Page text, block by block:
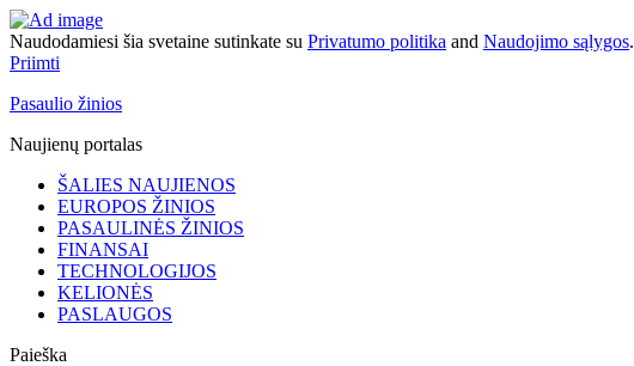
Naudodamiesi šia svetaine sutinkate su Privatumo politika and Naudojimo sąlygos.
Priimti
Pasaulio žinios
Naujienų portalas
ŠALIES NAUJIENOS
EUROPOS ŽINIOS
PASAULINĖS ŽINIOS
FINANSAI
TECHNOLOGIJOS
KELIONĖS
PASLAUGOS
Paieška